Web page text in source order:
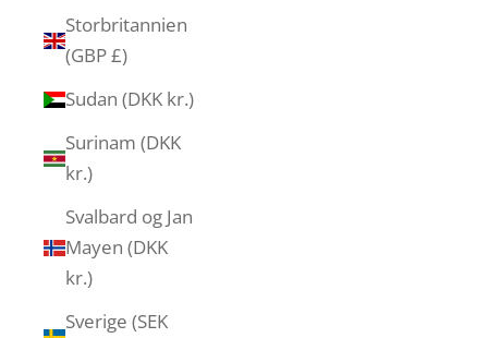
Storbritannien
(GBP £)
Sudan (DKK kr.)
Surinam (DKK
kr.)
Svalbard og Jan
Mayen (DKK
kr.)
Sverige (SEK